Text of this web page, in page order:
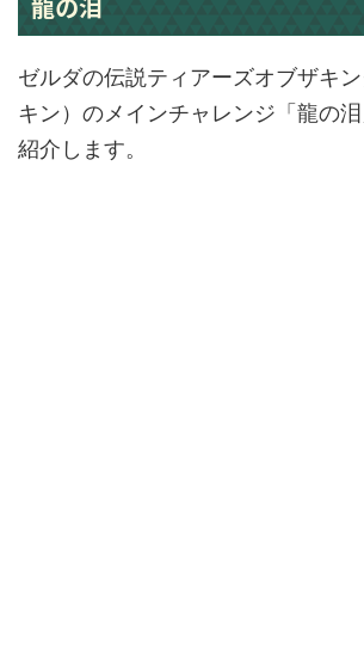
ゼルダの伝説ティアーズオブザキ
キン）のメインチャレンジ「龍の
紹介します。